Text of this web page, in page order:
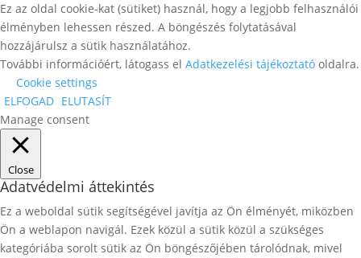
Ez az oldal cookie-kat (sütiket) használ, hogy a legjobb felhasználói
élményben lehessen részed. A böngészés folytatásával
hozzájárulsz a sütik használatához.
További információért, látogass el Adatkezelési tájékoztató oldalra.
Cookie settings
ELFOGAD ELUTASÍT
Manage consent
Close
Adatvédelmi áttekintés
Ez a weboldal sütik segítségével javítja az Ön élményét, miközben
Ön a weblapon navigál. Ezek közül a sütik közül a szükséges
kategóriába sorolt ​​sütik az Ön böngészőjében tárolódnak, mivel